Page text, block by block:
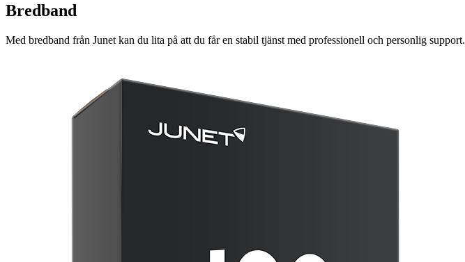
Bredband
Med bredband från Junet kan du lita på att du får en stabil tjänst med professionell och personlig support.